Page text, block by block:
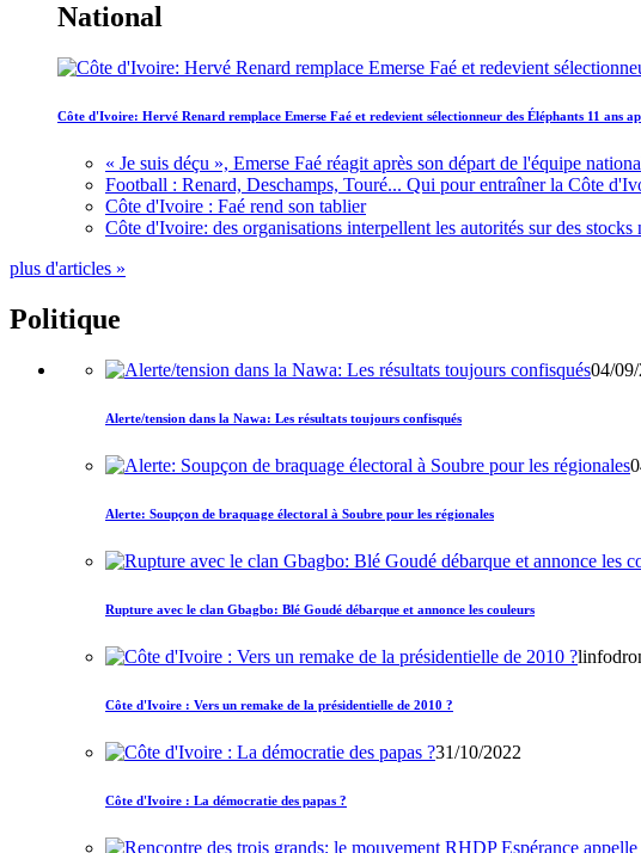
National
Côte d'Ivoire: Hervé Renard remplace Emerse Faé et redevient sélectionneur des Éléphants 11 ans
« Je suis déçu », Emerse Faé réagit après son départ de l'équipe
Football : Renard, Deschamps, Touré... Qui pour entraîner la Côte
Côte d'Ivoire : Faé rend son tablier
Côte d'Ivoire: des organisations interpellent les autorités sur des stocks
plus d'articles »
Politique
04/
Alerte/tension dans la Nawa: Les résultats toujours confisqués
Alerte: Soupçon de braquage électoral à Soubre pour les régionales
Rupture avec le clan Gbagbo: Blé Goudé débarque et annonce les couleurs
Côte d'Ivoire : Vers un remake de la présidentielle de 2010 ?
31/10/2022
Côte d'Ivoire : La démocratie des papas ?